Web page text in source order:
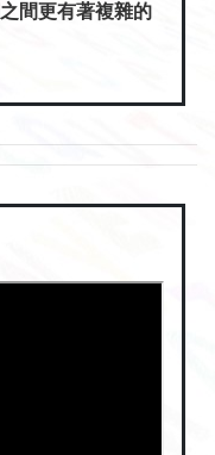
間更有著複雜的